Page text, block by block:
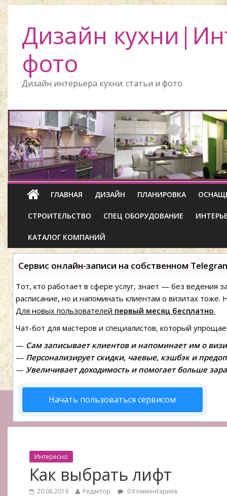
Дизайн
фото
Дизайн интерьера кухни: статьи и фото
ГЛАВНАЯ ДИЗАЙН ПЛАНИРОВКА
СТРОИТЕЛЬСТВО СПЕЦ ОБОРУДОВАНИЕ
КАТАЛОГ КОМПАНИЙ
Сервис онлайн-записи на собственном
Тот, кто работает в сфере услуг, знает — без ведения
расписание, но и напоминать клиентам о визитах
Для новых пользователей первый месяц бесплатно.
Чат-бот для мастеров и специалистов, который
— Сам записывает клиентов и напоминает им о
— Персонализирует скидки, чаевые, кэшбэк и
— Увеличивает доходимость и помогает больше
Начать пользоваться сервисом
Интересно
Как выбрать лифт
20.08.2019 Редактор 0 Комментариев